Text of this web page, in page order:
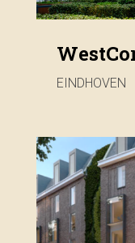
EINDHOVEN